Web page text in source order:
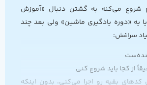
شروع می‌کنه به گشتن دنبال «آموزش
«دوره یادگیری ماشین» ولی بعد چند
سراغش:
از کجا باید شروع کنی
کدهای بقیه رو اجرا می‌کنی، بدون اینکه